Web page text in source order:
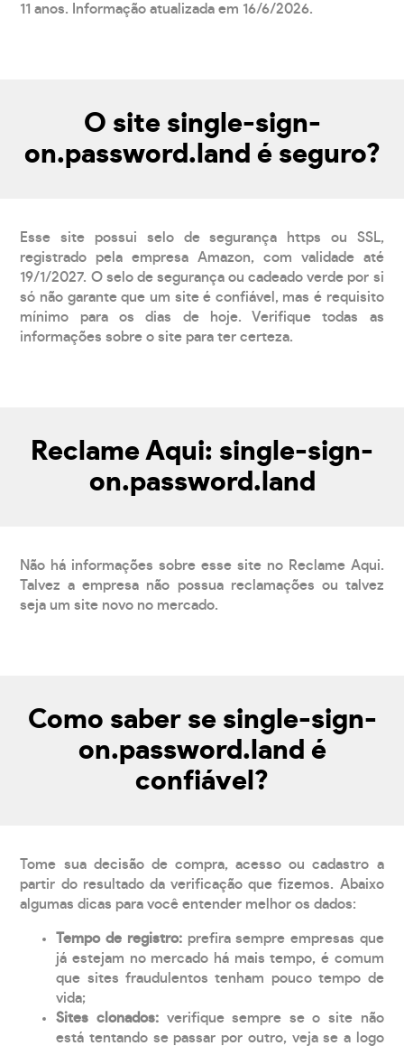
11 anos. Informação atualizada em 16/6/2026.
O site single-sign-
on.password.land é seguro?
Esse site possui selo de segurança https ou SSL,
registrado pela empresa Amazon, com validade até
19/1/2027. O selo de segurança ou cadeado verde por si
só não garante que um site é confiável, mas é requisito
mínimo para os dias de hoje. Verifique todas as
informações sobre o site para ter certeza.
Reclame Aqui: single-sign-
on.password.land
Não há informações sobre esse site no Reclame Aqui.
Talvez a empresa não possua reclamações ou talvez
seja um site novo no mercado.
Como saber se single-sign-
on.password.land é
confiável?
Tome sua decisão de compra, acesso ou cadastro a
partir do resultado da verificação que fizemos. Abaixo
algumas dicas para você entender melhor os dados:
Tempo de registro: prefira sempre empresas que
já estejam no mercado há mais tempo, é comum
que sites fraudulentos tenham pouco tempo de
vida;
Sites clonados: verifique sempre se o site não
está tentando se passar por outro, veja se a logo